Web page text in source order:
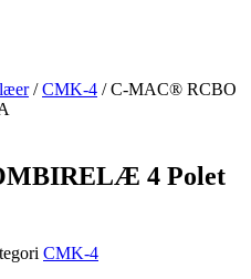
/CMK-4 / C-MAC® RCBO
4 Polet
CMK-4